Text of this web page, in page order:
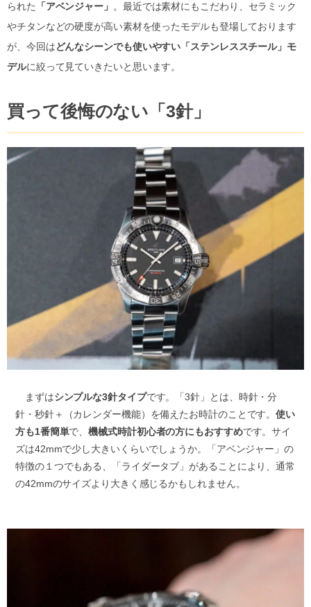
られた
「アベンジャー」 。最近では素材にもこだわり、セラミック
やチタンなどの硬度が高い素材を使ったモデルも登場しております
が、今回はどんなシーンでも使いやすい「ステンレススチール」モ
デルに絞って見ていきたいと思います。
買って後悔のない「3針」
まずはシンプルな3針タイプです。「3針」とは、時針・分
針・秒針＋（カレンダー機能）を備えたお時計のことです。使い
方も1番簡単で、機械式時計初心者の方にもおすすめです。サイ
ズは42mmで少し大きいくらいでしょうか。「アベンジャー」の
特徴の１つでもある、「ライダータブ」があることにより、通常
の42mmのサイズより大きく感じるかもしれません。